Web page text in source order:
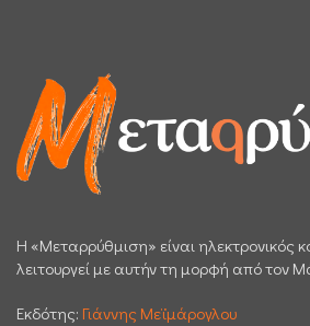
H «Μεταρρύθμιση» είναι ηλεκτρονικός
λειτουργεί με αυτήν τη μορφή από τον
Εκδότης: Γιάννης Μεϊμάρογλου